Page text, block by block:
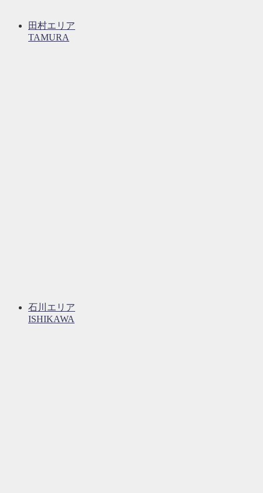
田村エリア
TAMURA
石川エリア
ISHIKAWA